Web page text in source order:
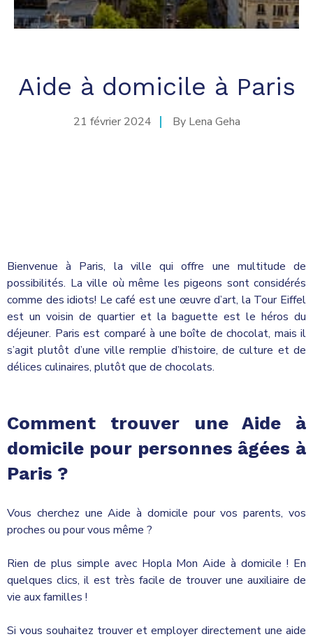
Aide à domicile à Paris
21 février 2024 By Lena Geha
Bienvenue à Paris, la ville qui offre une multitude de
possibilités. La ville où même les pigeons sont considérés
comme des idiots! Le café est une œuvre d’art, la Tour Eiffel
est un voisin de quartier et la baguette est le héros du
déjeuner. Paris est comparé à une boîte de chocolat, mais il
s’agit plutôt d’une ville remplie d’histoire, de culture et de
délices culinaires, plutôt que de chocolats.
Comment trouver une Aide à
domicile pour personnes âgées à
Paris ?
Vous cherchez une Aide à domicile pour vos parents, vos
proches ou pour vous même ?
Rien de plus simple avec Hopla Mon Aide à domicile ! En
quelques clics, il est très facile de trouver une auxiliaire de
vie aux familles !
Si vous souhaitez trouver et employer directement une aide